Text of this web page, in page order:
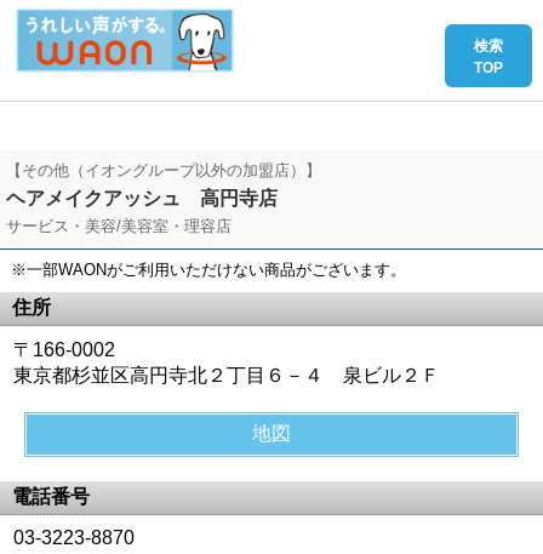
【その他（イオングループ以外の加盟店）】
ヘアメイクアッシュ 高円寺店
サービス・美容/美容室・理容店
※一部WAONがご利用いただけない商品がございます。
住所
〒166-0002
東京都杉並区高円寺北２丁目６－４ 泉ビル２Ｆ
地図
電話番号
03-3223-8870